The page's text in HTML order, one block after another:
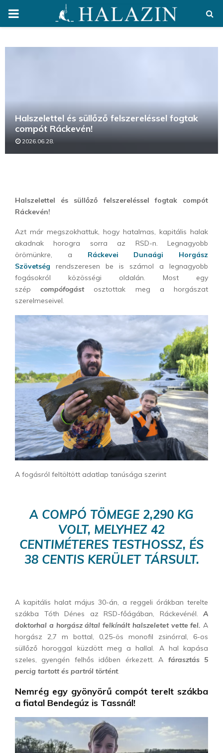
PRIMARY
Halszelettel és süllőző felszereléssel fogtak
compót Ráckevén!
2026.06.28.
Halszelettel és süllőző felszereléssel fogtak compót
Ráckevén!
Azt már megszokhattuk, hogy hatalmas, kapitális halak
akadnak horogra sorra az RSD-n. Legnagyobb
örömünkre, a Ráckevei Dunaági Horgász
Szövetség
rendszeresen be is számol a legnagyobb
fogásokról közösségi oldalán. Most egy
szépcompófogástosztottak meg a horgászat
szerelmeseivel.
A fogásról feltöltött adatlap tanúsága szerint
A COMPÓ TÖMEGE 2,290 KG
VOLT, MELYHEZ 42
CENTIMÉTERES TESTHOSSZ, ÉS
38 CENTIS KERÜLET TÁRSULT.
A kapitális halat május 30-án, a reggeli órákban terelte
szákba Tóth Dénes az RSD-főágában, Ráckevénél. A
doktorhal a horgász által felkínált halszeletet vette fel. A
horgász 2,7 m bottal, 0,25-ös monofil zsinórral, 6-os
süllőző horoggal küzdött meg a hallal. A hal kapása
szeles, gyengén felhős időben érkezett. A fárasztás 5
percig tartott és partról történt.
Nemrég egy gyönyörű compót terelt szákba
a fiatal Bendegúz is Tassnál!